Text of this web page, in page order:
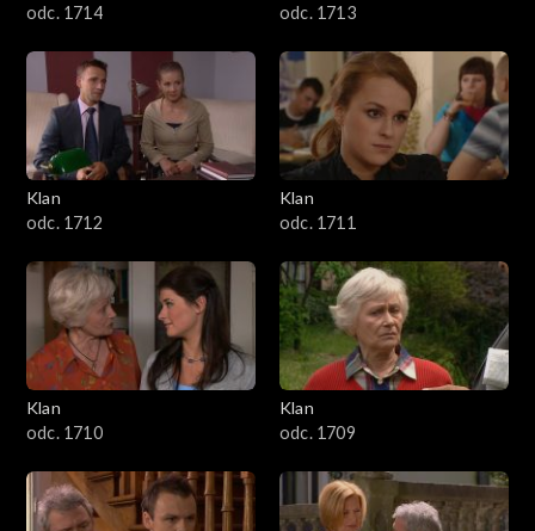
odc. 1714
odc. 1713
Klan
odc. 1712
Klan
odc. 1711
Klan
odc. 1710
Klan
odc. 1709